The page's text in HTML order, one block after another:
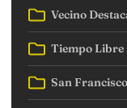
Vecino
Tiempo Libre
San